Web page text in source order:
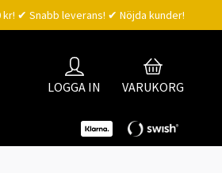
✔ Snabb leverans! ✔ Nöjda kunder!
LOGGA IN VARUKORG